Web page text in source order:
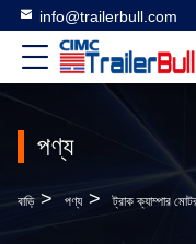
info@trailerbull.com
পণ্য
বাড়ি > পণ্য > ট্রাক ক্যাম্পার